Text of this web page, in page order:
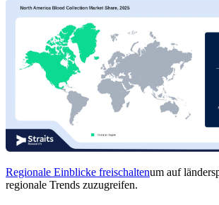
Regionale Einblicke freischaltenum auf
regionale Trends zuzugreifen.